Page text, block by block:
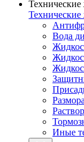
Технические
Технические
Вода
Иные